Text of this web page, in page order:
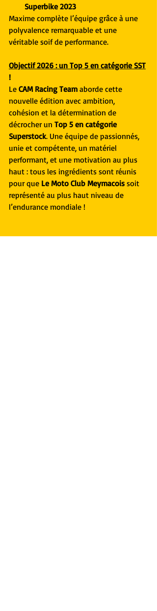
Superbike 2023
Maxime complète l’équipe grâce à une
polyvalence remarquable et une
véritable soif de performance.
Objectif 2026 : un Top 5 en catégorie SST
!
Le CAM Racing Team aborde cette
nouvelle édition avec ambition,
cohésion et la détermination de
décrocher un Top 5 en catégorie
Superstock. Une équipe de passionnés,
unie et compétente, un matériel
performant, et une motivation au plus
haut : tous les ingrédients sont réunis
pour que Le Moto Club Meymacois soit
représenté au plus haut niveau de
l’endurance mondiale !